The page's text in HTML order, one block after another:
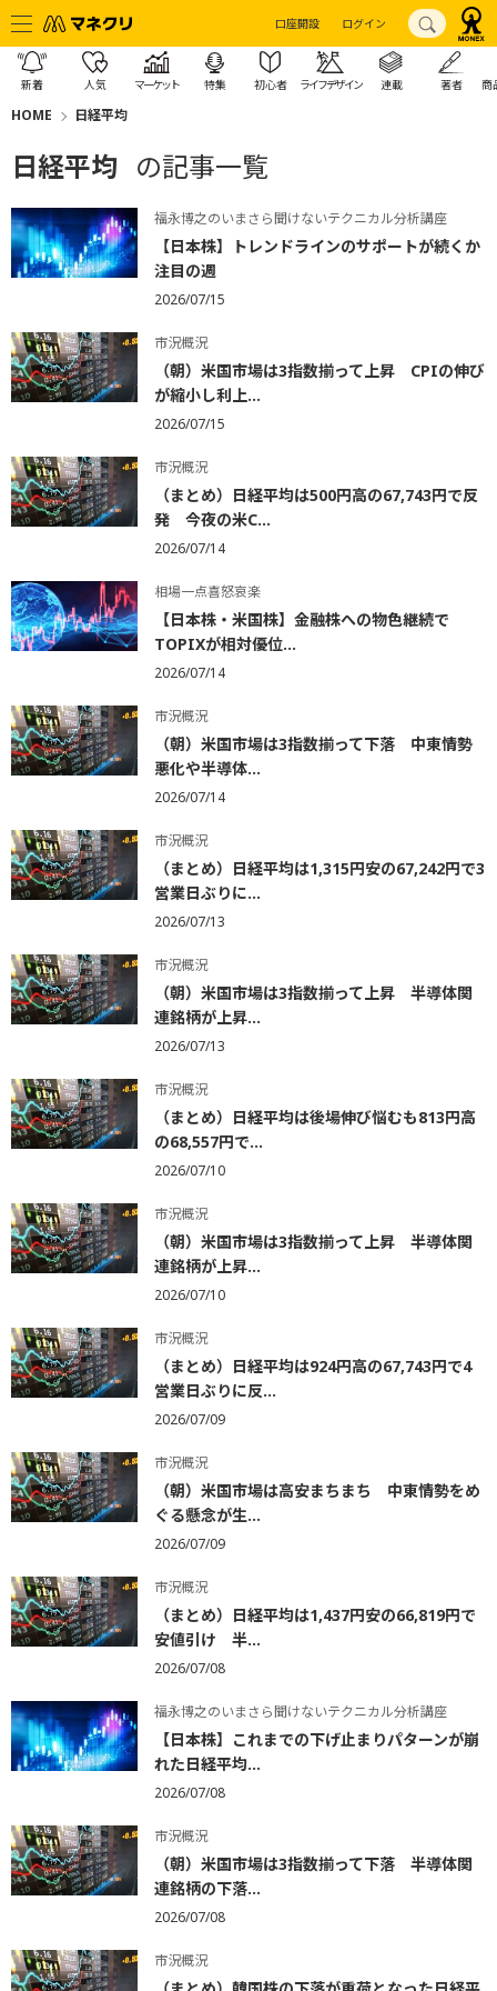
口座開設 ログイン
新着 人気 マーケット 特集 初心者 ライフデザイン 連載 著者 商
HOME 日経平均
日経平均 の記事一覧
福永博之のいまさら聞けないテクニカル分析講座
【日本株】トレンドラインのサポートが続くか
注目の週
2026/07/15
市況概況
（朝）米国市場は3指数揃って上昇 CPIの伸び
が縮小し利上...
2026/07/15
市況概況
（まとめ）日経平均は500円高の67,743円で反
発 今夜の米C...
2026/07/14
相場一点喜怒哀楽
【日本株・米国株】金融株への物色継続で
TOPIXが相対優位...
2026/07/14
市況概況
（朝）米国市場は3指数揃って下落 中東情勢
悪化や半導体...
2026/07/14
市況概況
（まとめ）日経平均は1,315円安の67,242円で3
営業日ぶりに...
2026/07/13
市況概況
（朝）米国市場は3指数揃って上昇 半導体関
連銘柄が上昇...
2026/07/13
市況概況
（まとめ）日経平均は後場伸び悩むも813円高
の68,557円で...
2026/07/10
市況概況
（朝）米国市場は3指数揃って上昇 半導体関
連銘柄が上昇...
2026/07/10
市況概況
（まとめ）日経平均は924円高の67,743円で4
営業日ぶりに反...
2026/07/09
市況概況
（朝）米国市場は高安まちまち 中東情勢をめ
ぐる懸念が生...
2026/07/09
市況概況
（まとめ）日経平均は1,437円安の66,819円で
安値引け 半...
2026/07/08
福永博之のいまさら聞けないテクニカル分析講座
【日本株】これまでの下げ止まりパターンが崩
れた日経平均...
2026/07/08
市況概況
（朝）米国市場は3指数揃って下落 半導体関
連銘柄の下落...
2026/07/08
市況概況